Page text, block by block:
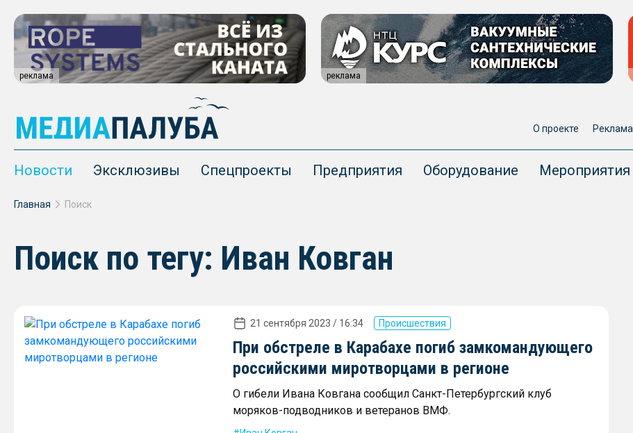
реклама реклама
О проекте Реклама
Новости Эксклюзивы Спецпроекты Предприятия Оборудование Мероприятия
Главная Поиск
Поиск по тегу: Иван Ковган
21 сентября 2023 / 16:34 Происшествия
При обстреле в Карабахе погиб замкомандующего
российскими миротворцами в регионе
О гибели Ивана Ковгана сообщил Санкт-Петербургский клуб
моряков-подводников и ветеранов ВМФ.